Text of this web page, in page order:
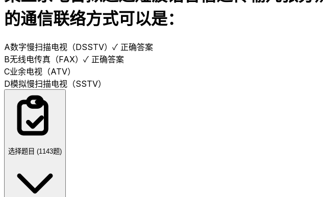
的通信联络方式可以是：
A数字慢扫描电视（DSSTV） ✓ 正确答案
B无线电传真（FAX） ✓ 正确答案
C业余电视（ATV）
D模拟慢扫描电视（SSTV）
选择题目 (1143题)